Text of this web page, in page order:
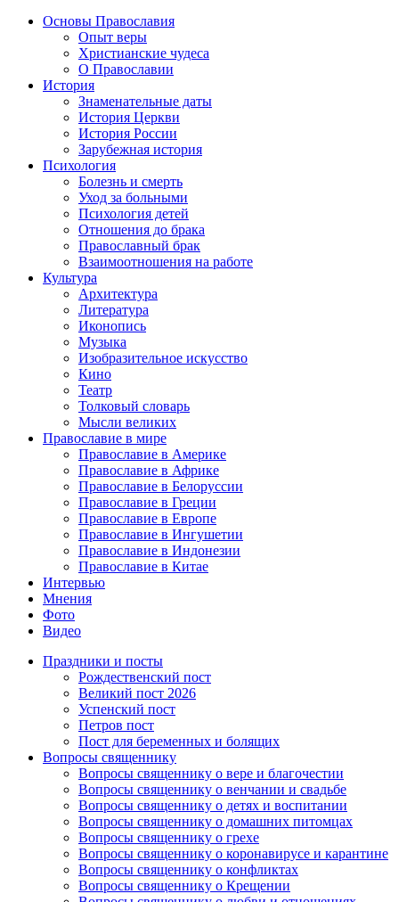
Основы Православия
Опыт веры
Христианские чудеса
О Православии
История
Знаменательные даты
История Церкви
История России
Зарубежная история
Психология
Болезнь и смерть
Уход за больными
Психология детей
Отношения до брака
Православный брак
Взаимоотношения на работе
Культура
Архитектура
Литература
Иконопись
Музыка
Изобразительное искусство
Кино
Театр
Толковый словарь
Мысли великих
Православие в мире
Православие в Америке
Православие в Африке
Православие в Белоруссии
Православие в Греции
Православие в Европе
Православие в Ингушетии
Православие в Индонезии
Православие в Китае
Интервью
Мнения
Фото
Видео
Праздники и посты
Рождественский пост
Великий пост 2026
Успенский пост
Петров пост
Пост для беременных и болящих
Вопросы священнику
Вопросы священнику о вере и благочестии
Вопросы священнику о венчании и свадьбе
Вопросы священнику о детях и воспитании
Вопросы священнику о домашних питомцах
Вопросы священнику о грехе
Вопросы священнику о коронавирусе и карантине
Вопросы священнику о конфликтах
Вопросы священнику о Крещении